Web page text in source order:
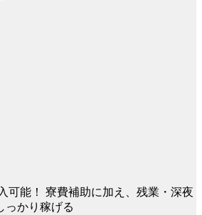
可能！ 寮費補助に加え、残業・深夜
っかり稼げる